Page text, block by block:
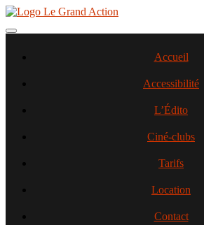
Aller
contenu
Toggle navigation
Accueil
Accessibilité
L’Édito
Ciné-clubs
Tarifs
Location
Contact